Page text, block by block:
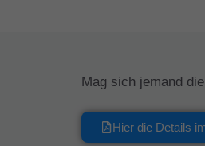
Mag sich jemand
Hier die Details